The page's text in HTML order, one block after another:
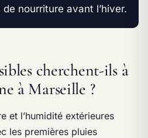
nourriture avant l’hiver.
cherchent-ils à
à Marseille ?
et l’humidité extérieures
les premières pluies